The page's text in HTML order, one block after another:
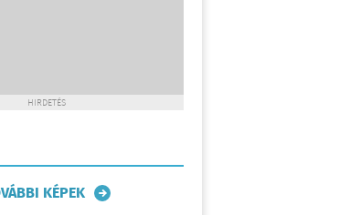
HIRDETÉS
KÉPEK